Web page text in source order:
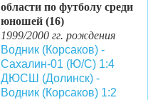
области по футболу среди
юношей (16)
1999/2000 гг. рождения
Водник (Корсаков) -
Сахалин-01 (Ю/С) 1:4
ДЮСШ (Долинск) -
Водник (Корсаков) 1:2